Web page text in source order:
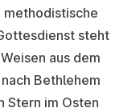
methodistische
steht
aus dem
Bethlehem
Stern im Osten